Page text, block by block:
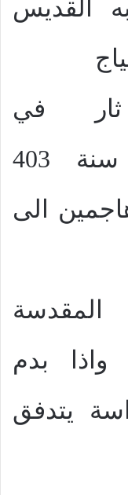
القديس
ثار في
القسطنطينية في سنة 403
الى
واذا بدم
يتدفق